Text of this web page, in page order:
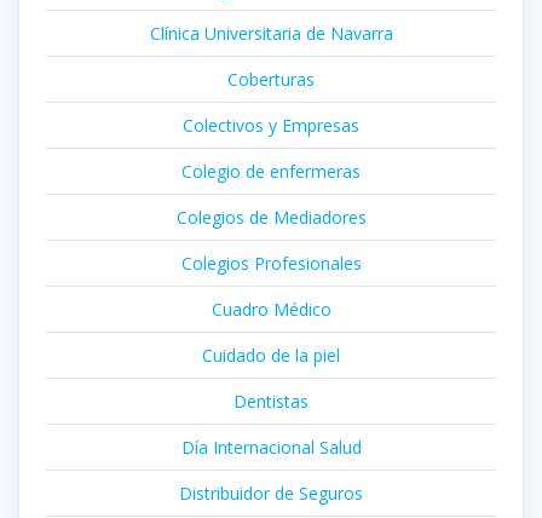
Clínica Universitaria de Navarra
Coberturas
Colectivos y Empresas
Colegio de enfermeras
Colegios de Mediadores
Colegios Profesionales
Cuadro Médico
Cuidado de la piel
Dentistas
Día Internacional Salud
Distribuidor de Seguros